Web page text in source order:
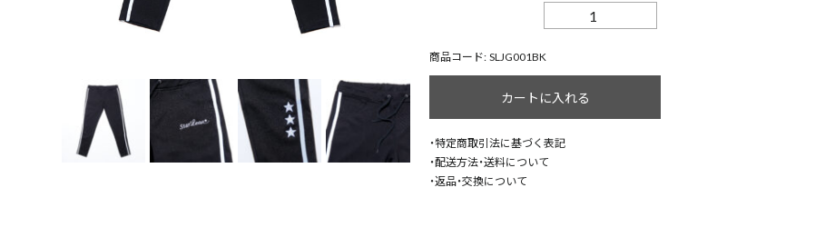
【STARLEAN
TOKYO】
ス
タ
ー
リ
ア
ン
商品コード:SLJG001BK
カートに入れる
・特定商取引法に基づく表記
・配送方法・送料について
・返品・交換について